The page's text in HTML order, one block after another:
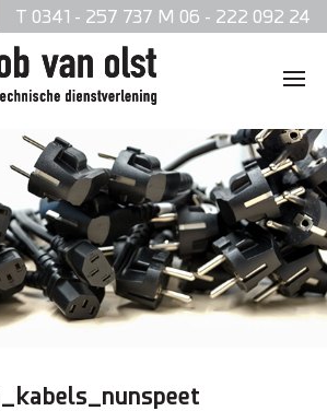
T 0341 - 257 737 M 06 - 222 092 24